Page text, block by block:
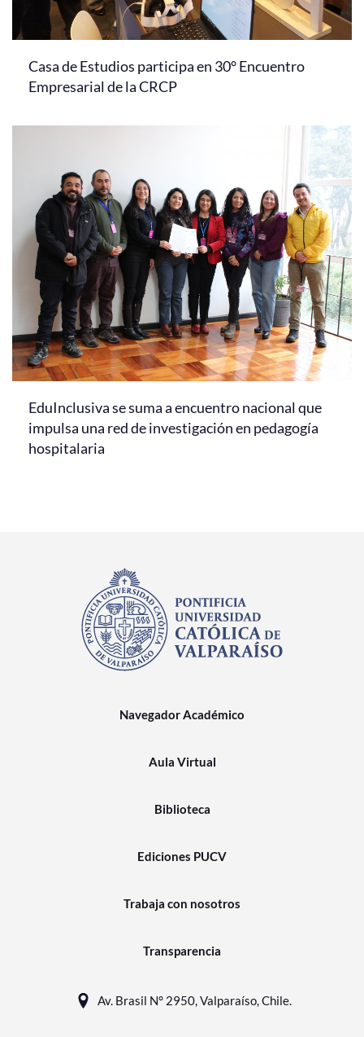
Casa de Estudios participa en 30° Encuentro
Empresarial de la CRCP
EduInclusiva se suma a encuentro nacional que
impulsa una red de investigación en pedagogía
hospitalaria
Navegador Académico
Aula Virtual
Biblioteca
Ediciones PUCV
Trabaja con nosotros
Transparencia
Av. Brasil N° 2950, Valparaíso, Chile.